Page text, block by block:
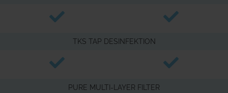
TKS TAP DESINFEKTION
PURE MULTI-LAYER FILTER